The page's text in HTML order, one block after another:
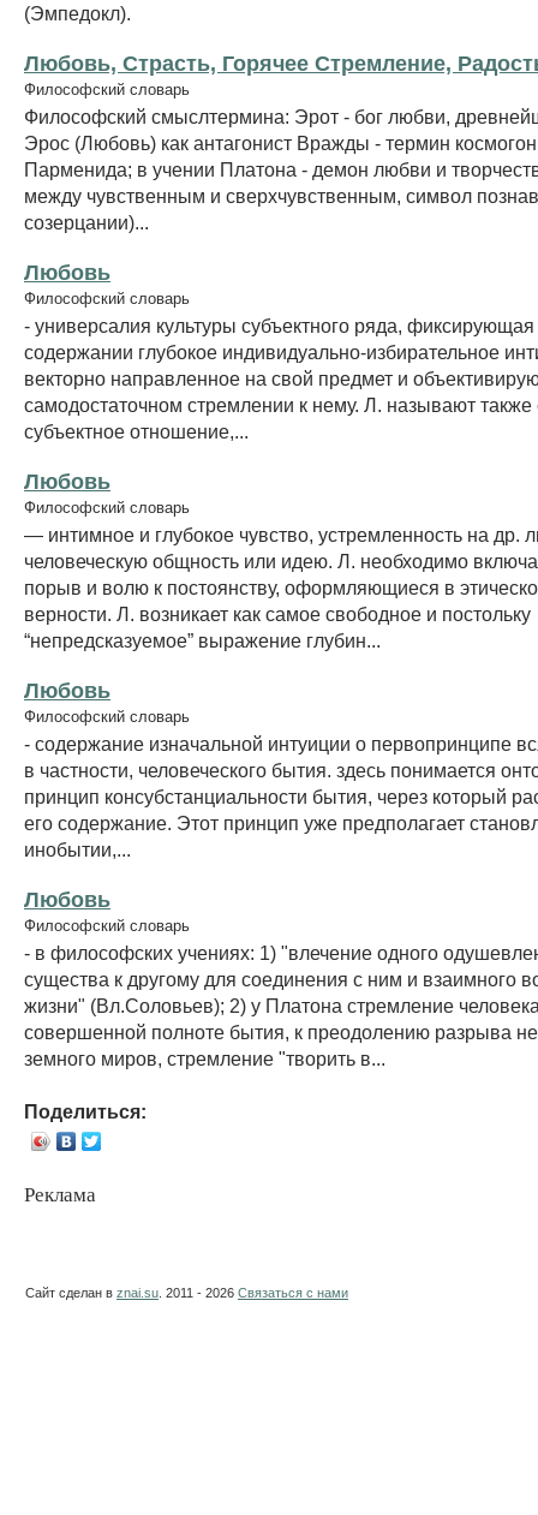
(Эмпедокл).
Любовь, Страсть, Горячее Стремление,
Философский словарь
Философский смыслтермина: Эрот - бог любви,
Эрос (Любовь) как антагонист Вражды - термин
Парменида; в учении Платона - демон любви и
между чувственным и сверхчувственным, символ
созерцании)...
Любовь
Философский словарь
- универсалия культуры субъектного ряда,
содержании глубокое индивидуально-избирательное
векторно направленное на свой предмет и
самодостаточном стремлении к нему. Л. называют также
субъектное отношение,...
Любовь
Философский словарь
— интимное и глубокое чувство, устремленность на др.
человеческую общность или идею. Л. необходимо
порыв и волю к постоянству, оформляющиеся в
верности. Л. возникает как самое свободное и постольку
“непредсказуемое” выражение глубин...
Любовь
Философский словарь
- содержание изначальной интуиции о первопринципе
в частности, человеческого бытия. здесь понимается
принцип консубстанциальности бытия, через который
его содержание. Этот принцип уже предполагает
инобытии,...
Любовь
Философский словарь
- в философских учениях: 1) "влечение одного
существа к другому для соединения с ним и взаимного
жизни" (Вл.Соловьев); 2) у Платона стремление
совершенной полноте бытия, к преодолению разрыва
земного миров, стремление "творить в...
Поделиться:
Реклама
Сайт сделан в znai.su . 2011 - 2026 Связаться с нами